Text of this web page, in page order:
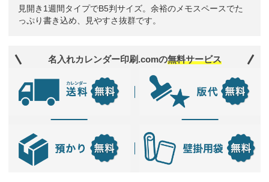
見開き1週間タイプでB5判サイズ。余裕のメモスペースでた
っぷり書き込め、見やすさ抜群です。
名入れカレンダー印刷.comの無料サービス